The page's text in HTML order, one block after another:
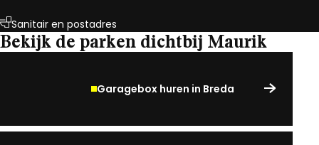
Sanitair en postadres
Bekijk de parken dichtbij Maurik
Garagebox huren in Breda